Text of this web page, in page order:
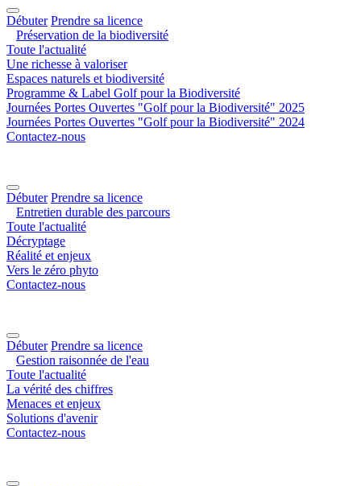
Débuter Prendre sa licence
Préservation de la biodiversité
Toute l'actualité
Une richesse à valoriser
Espaces naturels et biodiversité
Programme & Label Golf pour la Biodiversité
Journées Portes Ouvertes "Golf pour la Biodiversité" 2025
Journées Portes Ouvertes "Golf pour la Biodiversité" 2024
Contactez-nous
Débuter Prendre sa licence
Entretien durable des parcours
Toute l'actualité
Décryptage
Réalité et enjeux
Vers le zéro phyto
Contactez-nous
Débuter Prendre sa licence
Gestion raisonnée de l'eau
Toute l'actualité
La vérité des chiffres
Menaces et enjeux
Solutions d'avenir
Contactez-nous